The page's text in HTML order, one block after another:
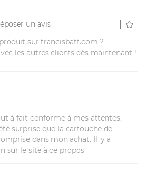
un avis
sur francisbatt.com ?
les autres clients dès maintenant !
à fait conforme à mes attentes,
surprise que la cartouche de
dans mon achat. Il 'y a
sur le site à ce propos